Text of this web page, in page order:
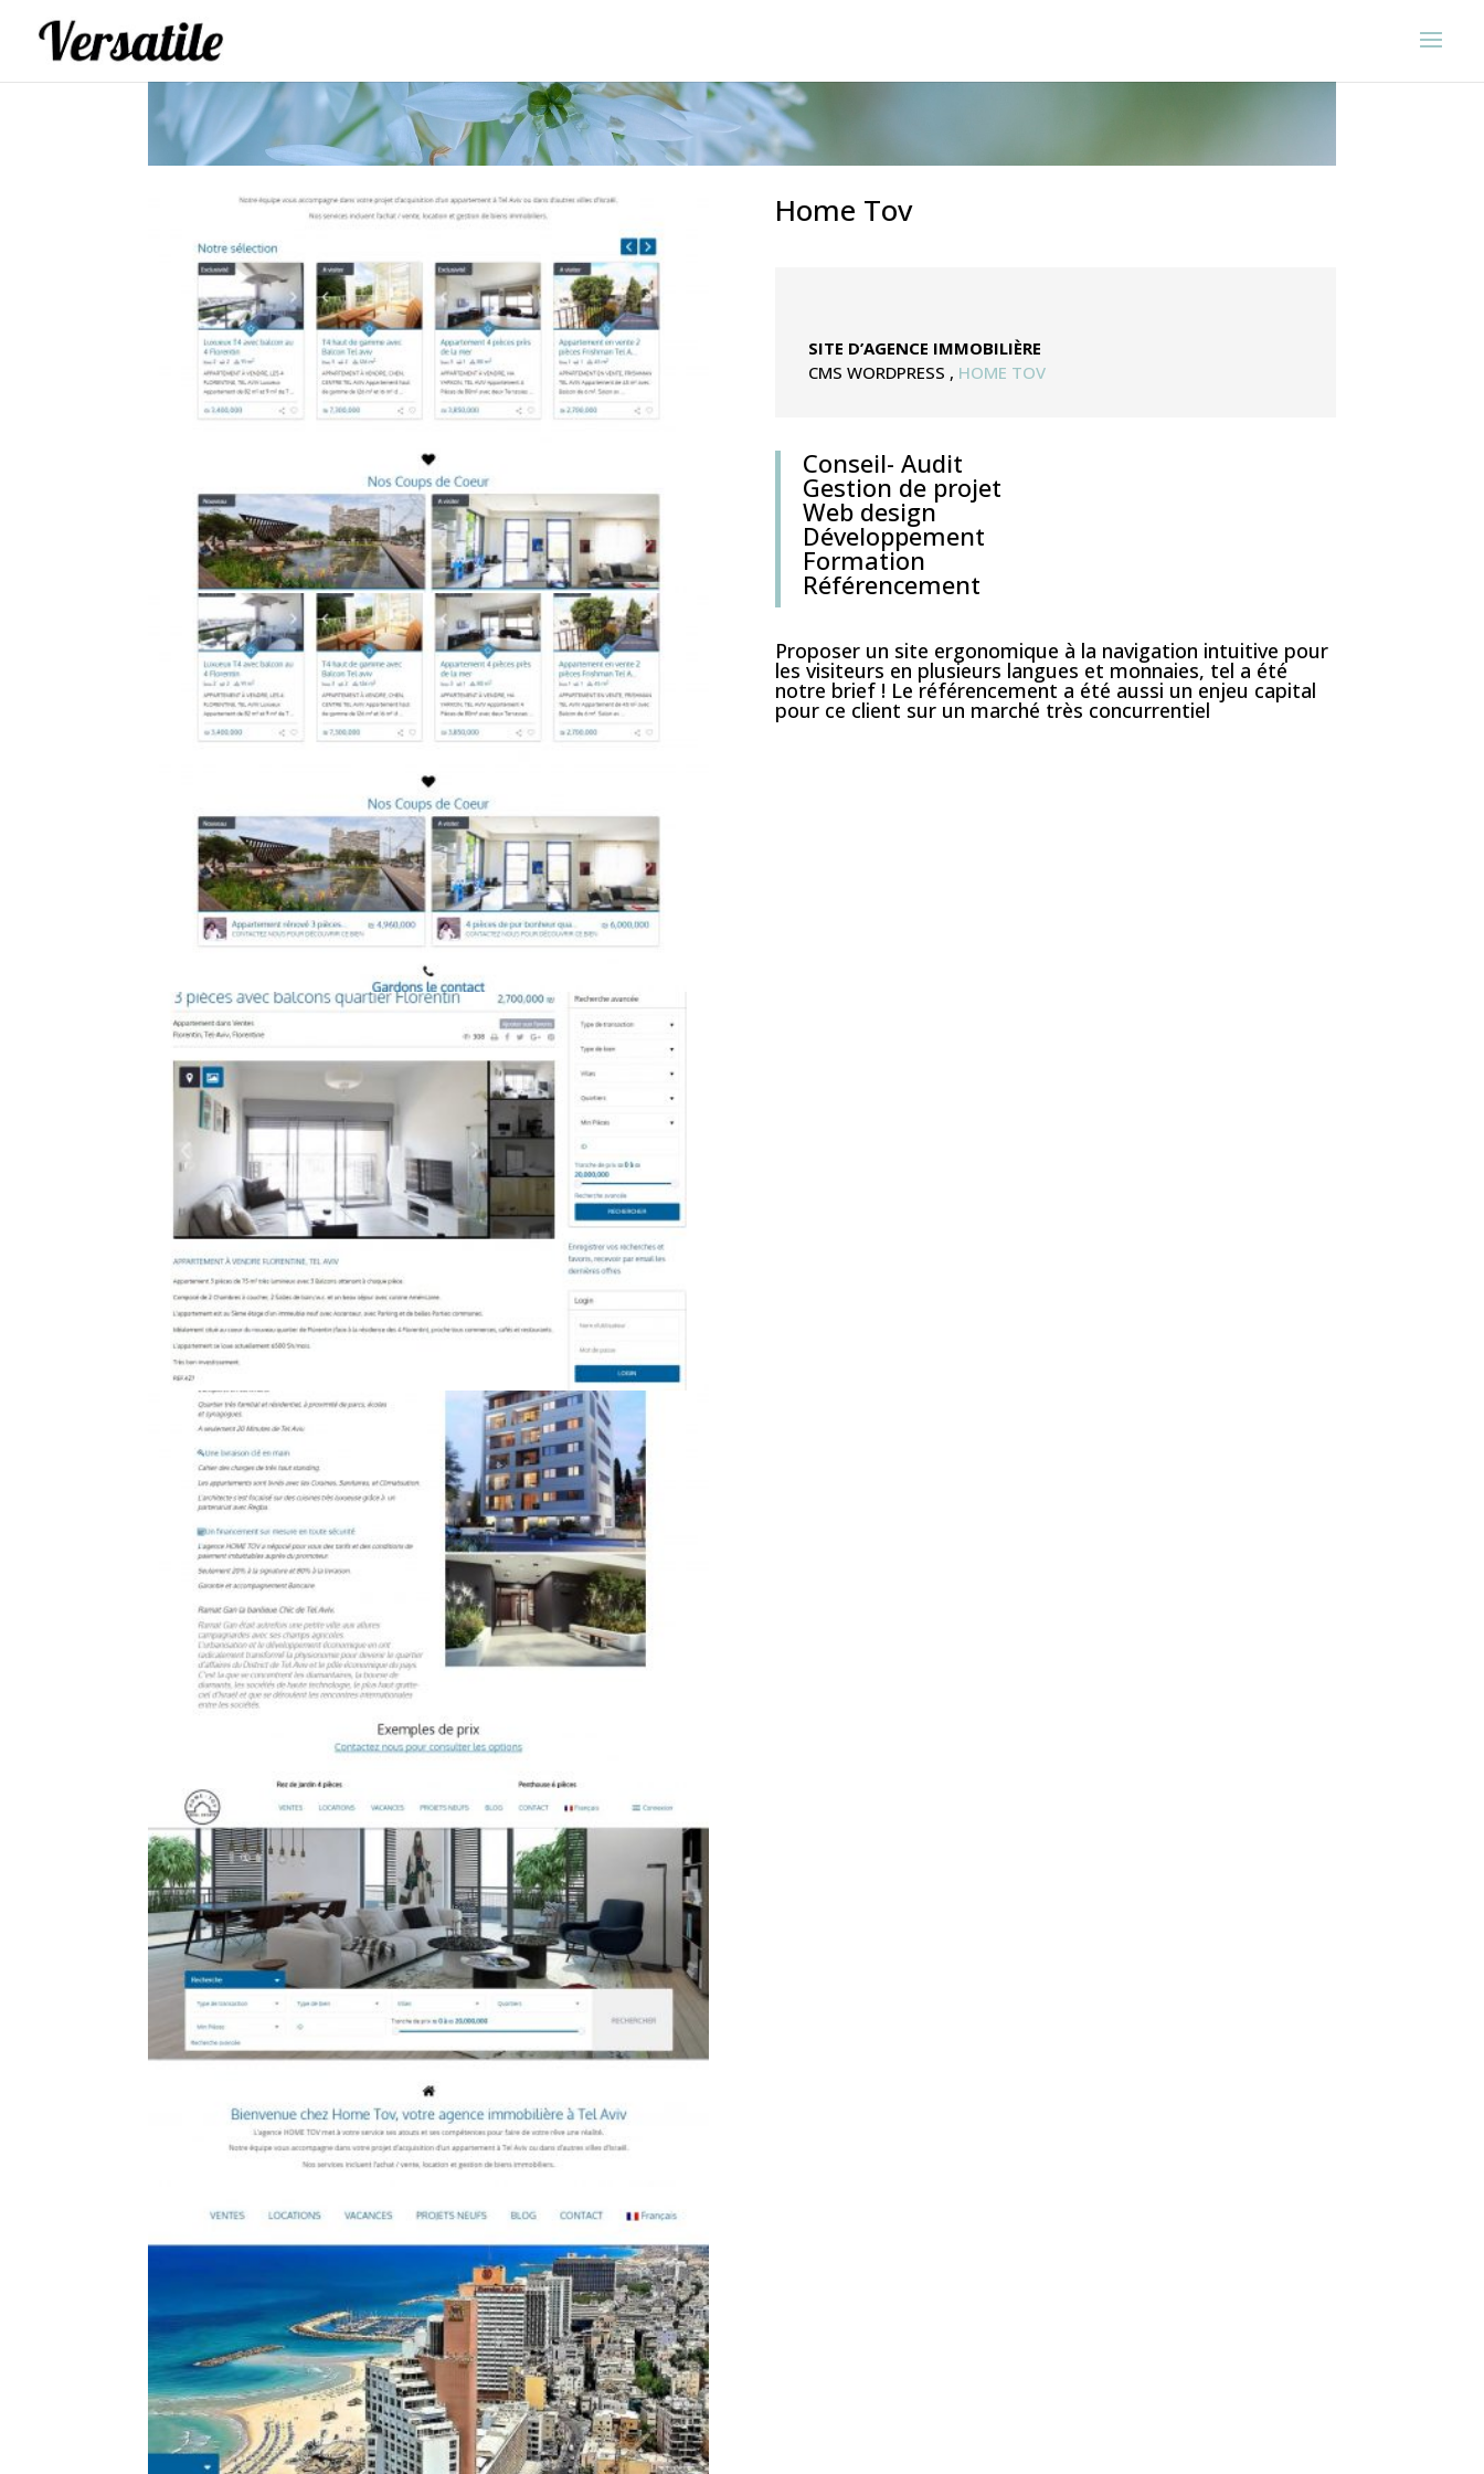
Home Tov
SITE D’AGENCE IMMOBILIÈRE
CMS WORDPRESS , HOME TOV
Conseil- Audit
Gestion de projet
Web design
Développement
Formation
Référencement
Proposer un site ergonomique à la navigation intuitive pour
les visiteurs en plusieurs langues et monnaies, tel a été
notre brief ! Le référencement a été aussi un enjeu capital
pour ce client sur un marché très concurrentiel